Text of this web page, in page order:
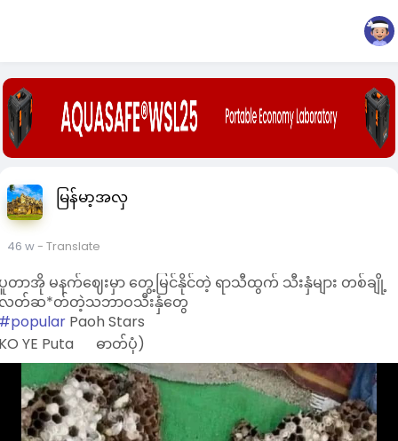
မြန်မာ့အလှ
46 w- Translate
တာအို မနက်ဈေးမှာ တွေ့မြင်နိုင်တဲ့ ရာသီထွက် သီးနှံများ တစ်ချို့
တ်ဆ*တ်တဲ့သဘာဝသီးနှံတွေ
Paoh Stars
YE Puta
ဓာတ်ပုံ)